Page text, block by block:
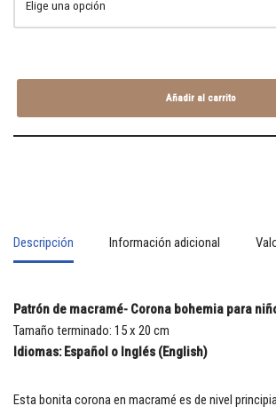
Añadir al carrito
Descripción Información adicional
Patrón de macramé- Corona bohemia para
Tamaño terminado: 15 x 20 cm
Idiomas: Español o Inglés (English)
Esta bonita corona en macramé es de nivel